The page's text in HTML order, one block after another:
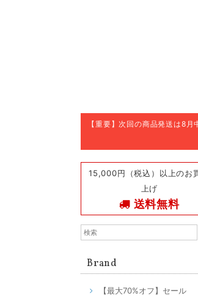
【重要】次回の商品発送は8
15,000円（税込）以上のお
上げ
送料無料
Brand
【最大70%オフ】セール